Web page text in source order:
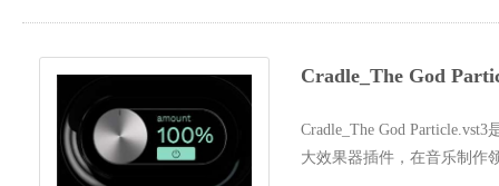
Cradle_The God
Cradle_The God
大效果器插件，在音乐制作